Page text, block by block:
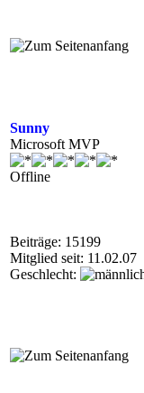
Sunny
Microsoft MVP
Offline
Beiträge: 15199
Mitglied seit: 11.02.07
Geschlecht: